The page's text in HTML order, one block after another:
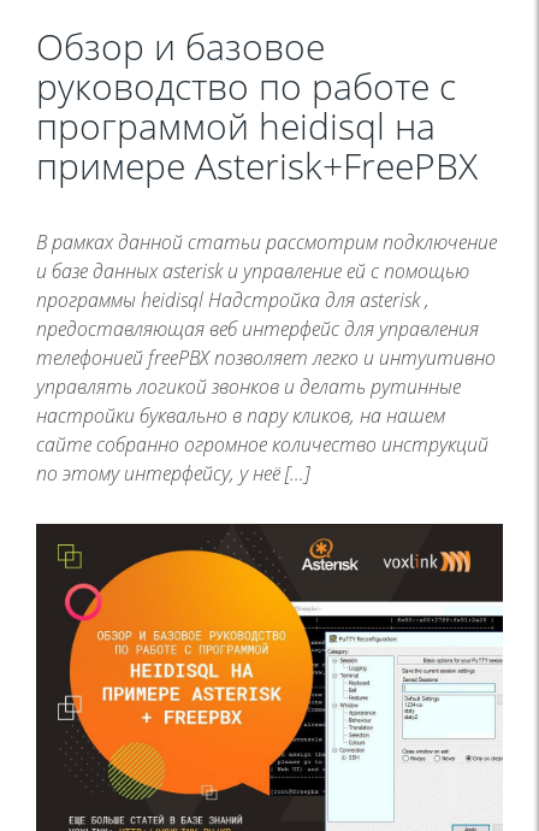
Обзор и базовое
руководство по работе с
программой heidisql на
примере Asterisk+FreePBX
В рамках данной статьи рассмотрим подключение
и базе данных asterisk и управление ей с помощью
программы heidisql Надстройка для asterisk ,
предоставляющая веб интерфейс для управления
телефонией freePBX позволяет легко и интуитивно
управлять логикой звонков и делать рутинные
настройки буквально в пару кликов, на нашем
сайте собранно огромное количество инструкций
по этому интерфейсу, у неё […]